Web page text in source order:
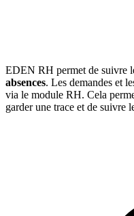
EDEN RH permet de suivre
absences. Les demandes et
via le module RH. Cela
garder une trace et de suivre